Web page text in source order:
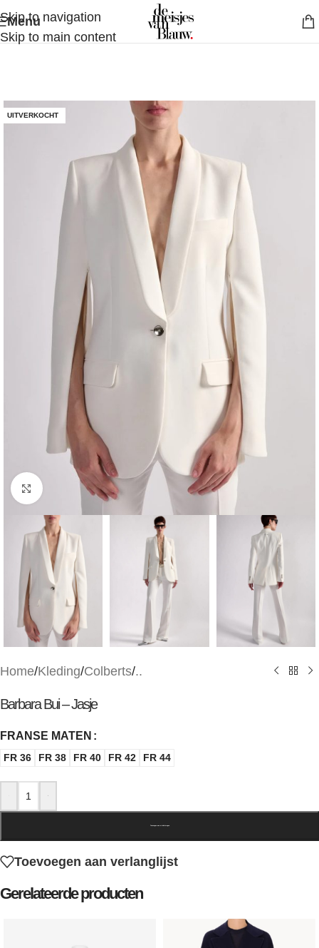
Skip to navigation
Skip to main content
Menu
UITVERKOCHT
Klik om te vergroten
Home/Kleding/Colberts/..
Barbara Bui – Jasje
FRANSE MATEN
FR 36 FR 38 FR 40 FR 42 FR 44
Toevoegen aan verlanglijst
Gerelateerde producten